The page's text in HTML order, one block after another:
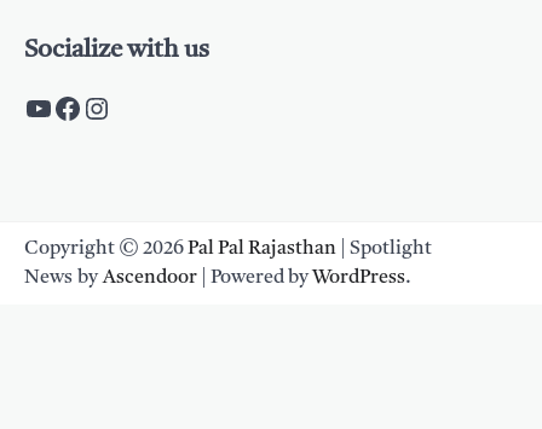
Socialize with us
https://www.youtube.com/c/
https://www.facebook.com/
Instagram
Copyright © 2026Pal Pal Rajasthan | Spotlight
News byAscendoor | Powered byWordPress.